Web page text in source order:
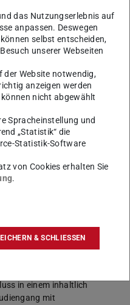
&
auszugehen, dass
Literatur in Englisch zu
ist.
für den
in einem inhaltlich
mit
das Nutzungserlebnis auf
anpassen. Deswegen
selbst entscheiden,
unserer Webseiten
der Website notwendig,
anzeigen werden
können nicht abgewählt
Spracheinstellung und
„Statistik“ die
Statistik-Software
von Cookies erhalten Sie
.
& SCHLIESSEN